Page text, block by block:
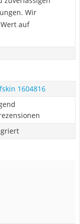
Wir
auf
1604816